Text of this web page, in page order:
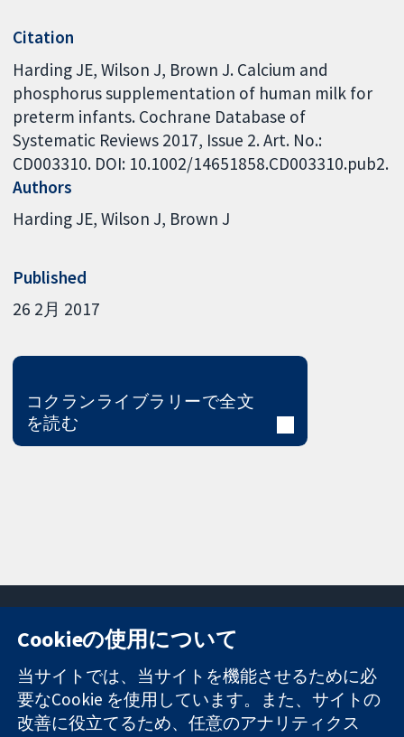
Citation
Harding JE, Wilson J, Brown J. Calcium and
phosphorus supplementation of human milk for
preterm infants. Cochrane Database of
Systematic Reviews 2017, Issue 2. Art. No.:
CD003310. DOI: 10.1002/14651858.CD003310.pub2.
Authors
Harding JE Wilson J Brown J
Published
26 2月 2017
コクランライブラリーで全文
を読む
信頼できるエビ
デンスと
11-13 Cavendish
Square
London
W1G 0AN
お問い合わせ
ニュース
広報
コクランにつ
Cookieの使用について
当サイトでは、当サイトを機能させるために必
要なCookie を使用しています。また、サイトの
改善に役立てるため、任意のアナリティクス